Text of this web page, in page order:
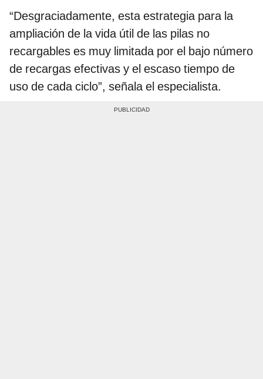
“Desgraciadamente, esta estrategia para la
ampliación de la vida útil de las pilas no
recargables es muy limitada por el bajo número
de recargas efectivas y el escaso tiempo de
uso de cada ciclo”, señala el especialista.